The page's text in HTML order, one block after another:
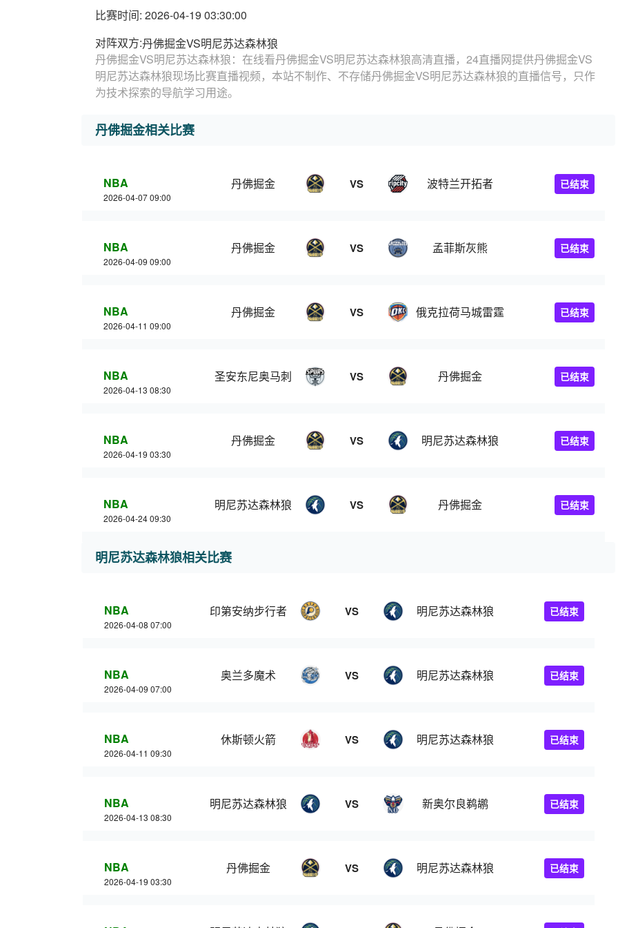
比赛时间: 2026-04-19 03:30:00
对阵双方:丹佛掘金VS明尼苏达森林狼
丹佛掘金VS明尼苏达森林狼：在线看丹佛掘金VS明尼苏达森林狼高清直播，24直播网提供丹佛掘金VS
明尼苏达森林狼现场比赛直播视频，本站不制作、不存储丹佛掘金VS明尼苏达森林狼的直播信号，只作
为技术探索的导航学习用途。
丹佛掘金相关比赛
NBA
2026-04-07 09:00
丹佛掘金 VS 波特兰开拓者 已结束
NBA
2026-04-09 09:00
丹佛掘金 VS 孟菲斯灰熊 已结束
NBA
2026-04-11 09:00
丹佛掘金 VS 俄克拉荷马城雷霆 已结束
NBA
2026-04-13 08:30
圣安东尼奥马刺 VS 丹佛掘金 已结束
NBA
2026-04-19 03:30
丹佛掘金 VS 明尼苏达森林狼 已结束
NBA
2026-04-24 09:30
明尼苏达森林狼 VS 丹佛掘金 已结束
明尼苏达森林狼相关比赛
NBA
2026-04-08 07:00
印第安纳步行者 VS 明尼苏达森林狼 已结束
NBA
2026-04-09 07:00
奥兰多魔术 VS 明尼苏达森林狼 已结束
NBA
2026-04-11 09:30
休斯顿火箭 VS 明尼苏达森林狼 已结束
NBA
2026-04-13 08:30
明尼苏达森林狼 VS 新奥尔良鹈鹕 已结束
NBA
2026-04-19 03:30
丹佛掘金 VS 明尼苏达森林狼 已结束